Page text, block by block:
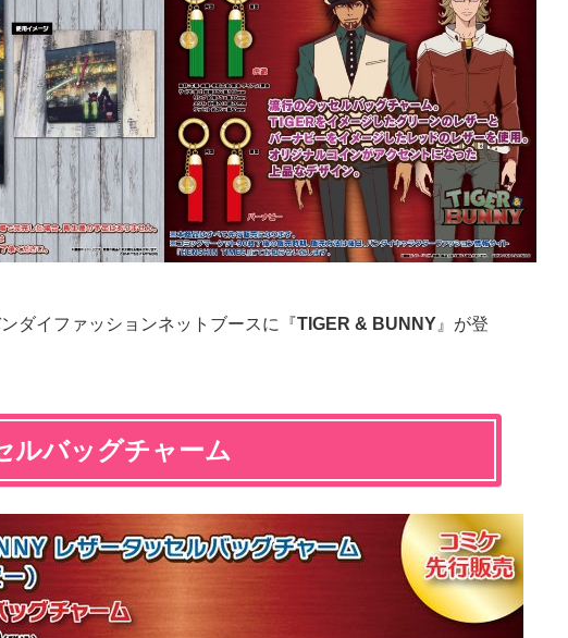
ダイファッションネットブースに『TIGER & BUNNY 』が登
ルバッグチャーム